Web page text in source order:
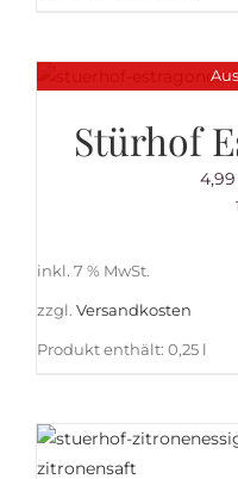
Stürhof
4,99
inkl. 7 % MwSt.
zzgl. Versandkosten
Produkt enthält: 0,25 l